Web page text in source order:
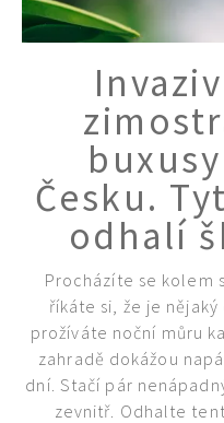
Česku.
odhalí
Procházíte se kolem
říkáte si, že je nějaký
prožíváte noční můru
zahradě dokážou
dní. Stačí pár
zevnitř. Odhalte